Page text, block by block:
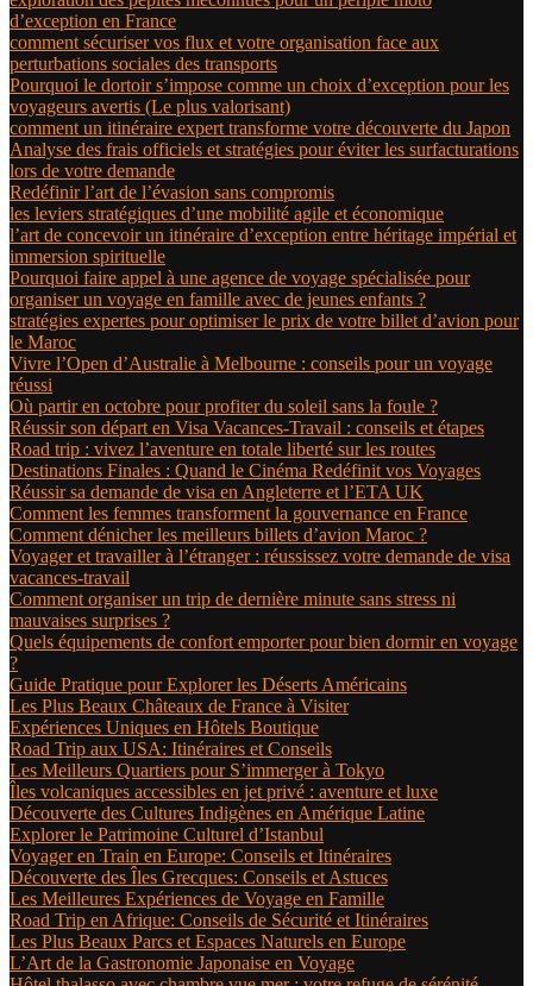
d’exception en France
comment sécuriser vos flux et votre organisation face aux
perturbations sociales des transports
Pourquoi le dortoir s’impose comme un choix d’exception pour les
voyageurs avertis (Le plus valorisant)
comment un itinéraire expert transforme votre découverte du Japon
Analyse des frais officiels et stratégies pour éviter les surfacturations
lors de votre demande
Redéfinir l’art de l’évasion sans compromis
les leviers stratégiques d’une mobilité agile et économique
l’art de concevoir un itinéraire d’exception entre héritage impérial et
immersion spirituelle
Pourquoi faire appel à une agence de voyage spécialisée pour
organiser un voyage en famille avec de jeunes enfants ?
stratégies expertes pour optimiser le prix de votre billet d’avion pour
le Maroc
Vivre l’Open d’Australie à Melbourne : conseils pour un voyage
réussi
Où partir en octobre pour profiter du soleil sans la foule ?
Réussir son départ en Visa Vacances-Travail : conseils et étapes
Road trip : vivez l’aventure en totale liberté sur les routes
Destinations Finales : Quand le Cinéma Redéfinit vos Voyages
Réussir sa demande de visa en Angleterre et l’ETA UK
Comment les femmes transforment la gouvernance en France
Comment dénicher les meilleurs billets d’avion Maroc ?
Voyager et travailler à l’étranger : réussissez votre demande de visa
vacances-travail
Comment organiser un trip de dernière minute sans stress ni
mauvaises surprises ?
Quels équipements de confort emporter pour bien dormir en voyage
?
Guide Pratique pour Explorer les Déserts Américains
Les Plus Beaux Châteaux de France à Visiter
Expériences Uniques en Hôtels Boutique
Road Trip aux USA: Itinéraires et Conseils
Les Meilleurs Quartiers pour S’immerger à Tokyo
Îles volcaniques accessibles en jet privé : aventure et luxe
Découverte des Cultures Indigènes en Amérique Latine
Explorer le Patrimoine Culturel d’Istanbul
Voyager en Train en Europe: Conseils et Itinéraires
Découverte des Îles Grecques: Conseils et Astuces
Les Meilleures Expériences de Voyage en Famille
Road Trip en Afrique: Conseils de Sécurité et Itinéraires
Les Plus Beaux Parcs et Espaces Naturels en Europe
L’Art de la Gastronomie Japonaise en Voyage